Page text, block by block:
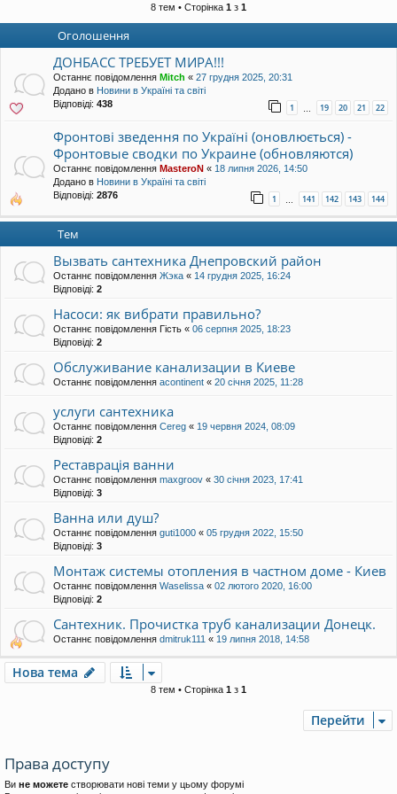
8 тем • Сторінка 1 з 1
Оголошення
ДОНБАСС ТРЕБУЕТ МИРА!!!
Останнє повідомлення Mitch « 27 грудня 2025, 20:31
Додано в Новини в Україні та світі
Відповіді: 438 1 … 19 20 21 22
Фронтові зведення по Україні (оновлюється) -
Фронтовые сводки по Украине (обновляются)
Останнє повідомлення MasteroN « 18 липня 2026, 14:50
Додано в Новини в Україні та світі
Відповіді: 2876 1 … 141 142 143 144
Тем
Вызвать сантехника Днепровский район
Останнє повідомлення Жэка « 14 грудня 2025, 16:24
Відповіді: 2
Насоси: як вибрати правильно?
Останнє повідомлення Гість « 06 серпня 2025, 18:23
Відповіді: 2
Обслуживание канализации в Киеве
Останнє повідомлення acontinent « 20 січня 2025, 11:28
услуги сантехника
Останнє повідомлення Cereg « 19 червня 2024, 08:09
Відповіді: 2
Реставрація ванни
Останнє повідомлення maxgroov « 30 січня 2023, 17:41
Відповіді: 3
Ванна или душ?
Останнє повідомлення guti1000 « 05 грудня 2022, 15:50
Відповіді: 3
Монтаж системы отопления в частном доме - Киев
Останнє повідомлення Waselissa « 02 лютого 2020, 16:00
Відповіді: 2
Сантехник. Прочистка труб канализации Донецк.
Останнє повідомлення dmitruk111 « 19 липня 2018, 14:58
Нова тема
8 тем • Сторінка 1 з 1
Перейти
Права доступу
Ви не можете створювати нові теми у цьому форумі